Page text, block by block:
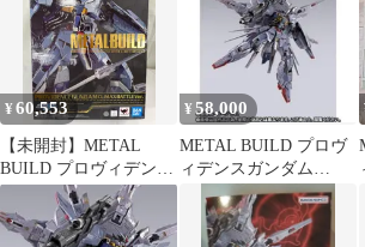
¥60,553
【未開封】METAL
BUILD プロヴィデンス
ガンダム CLIMAX
BATTLE Ver. 「機動戦
士ガンダムSEED」 魂
¥ 58,000
METAL BUILD プロヴ
ィデンスガンダム
CLIMAX BATTLE